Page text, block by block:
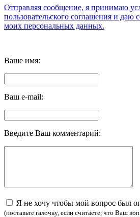
Отправляя сообщение, я принимаю
пользовательского соглашения и даю
моих персональных данных.
Ваше имя:
Ваш e-mail:
Введите Ваш комментарий:
Я не хочу чтобы мой вопрос был
(поставьте галочку, если считаете, что Ваш